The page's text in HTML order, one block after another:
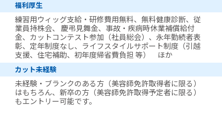
福利厚生
練習用ウィッグ支給・研修費用無料、無料健康診断、従
業員持株会、 慶弔見舞金、事故・疾病時休業補償給付
金、カットコンテスト参加（社員総会）、永年勤続者表
彰、定年制度なし、ライフスタイルサポート制度（引越
支援、住宅補助、初年度帰省費負担 等） ほか
カット未経験
未経験・ブランクのある方（美容師免許取得者に限る）
はもちろん、新卒の方（美容師免許取得予定者に限る）
もエントリー可能です。